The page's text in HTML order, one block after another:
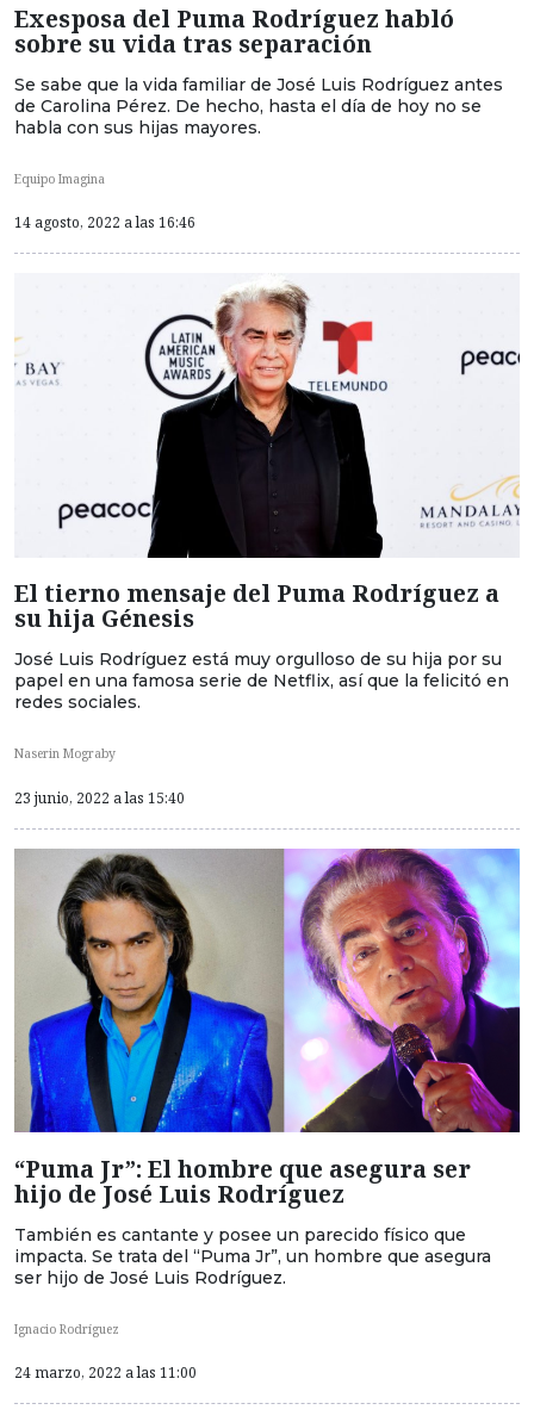
Exesposa del Puma Rodríguez habló
sobre su vida tras separación
Se sabe que la vida familiar de José Luis Rodríguez antes
de Carolina Pérez. De hecho, hasta el día de hoy no se
habla con sus hijas mayores.
Equipo Imagina
14 agosto, 2022 a las 16:46
El tierno mensaje del Puma Rodríguez a
su hija Génesis
José Luis Rodríguez está muy orgulloso de su hija por su
papel en una famosa serie de Netflix, así que la felicitó en
redes sociales.
Naserin Mograby
23 junio, 2022 a las 15:40
“Puma Jr”: El hombre que asegura ser
hijo de José Luis Rodríguez
También es cantante y posee un parecido físico que
impacta. Se trata del “Puma Jr”, un hombre que asegura
ser hijo de José Luis Rodríguez.
Ignacio Rodríguez
24 marzo, 2022 a las 11:00